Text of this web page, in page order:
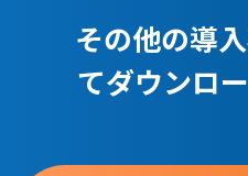
その他の導
てダウンロ